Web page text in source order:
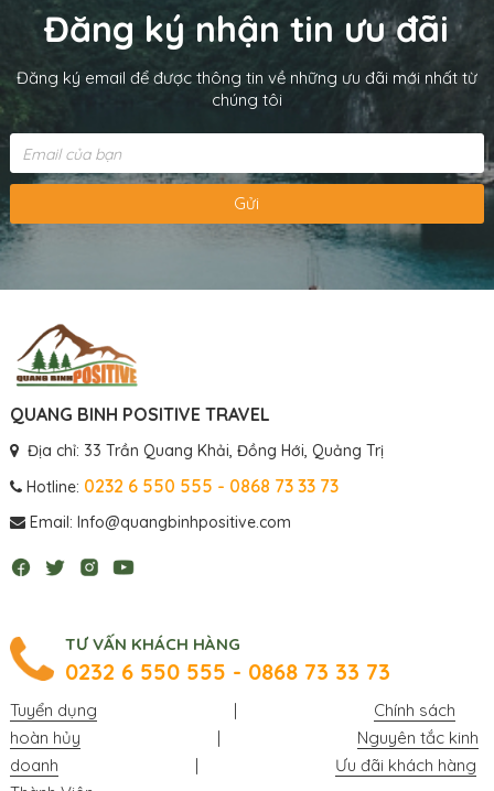
Đăng ký nhận tin ưu đãi
Đăng ký email để được thông tin về những ưu đãi mới nhất từ
chúng tôi
Gửi
QUANG BINH POSITIVE TRAVEL
Địa chỉ: 33 Trần Quang Khải, Đồng Hới, Quảng Trị
Hotline: 0232 6 550 555 - 0868 73 33 73
Email: Info@quangbinhpositive.com
TƯ VẤN KHÁCH HÀNG
0232 6 550 555 - 0868 73 33 73
Tuyển dụng |
Chính sách
hoàn hủy
|
Nguyên tắc kinh
doanh
|
Ưu đãi khách hàng